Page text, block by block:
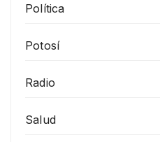
Política
Potosí
Radio
Salud